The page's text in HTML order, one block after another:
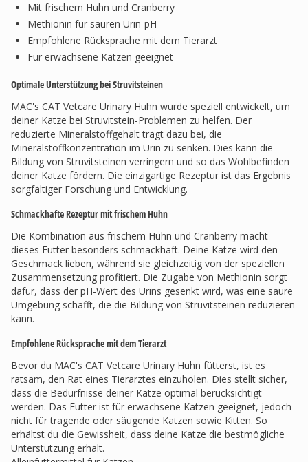
Mit frischem Huhn und Cranberry
Methionin für sauren Urin-pH
Empfohlene Rücksprache mit dem Tierarzt
Für erwachsene Katzen geeignet
Optimale Unterstützung bei Struvitsteinen
MAC's CAT Vetcare Urinary Huhn wurde speziell entwickelt, um
deiner Katze bei Struvitstein-Problemen zu helfen. Der
reduzierte Mineralstoffgehalt trägt dazu bei, die
Mineralstoffkonzentration im Urin zu senken. Dies kann die
Bildung von Struvitsteinen verringern und so das Wohlbefinden
deiner Katze fördern. Die einzigartige Rezeptur ist das Ergebnis
sorgfältiger Forschung und Entwicklung.
Schmackhafte Rezeptur mit frischem Huhn
Die Kombination aus frischem Huhn und Cranberry macht
dieses Futter besonders schmackhaft. Deine Katze wird den
Geschmack lieben, während sie gleichzeitig von der speziellen
Zusammensetzung profitiert. Die Zugabe von Methionin sorgt
dafür, dass der pH-Wert des Urins gesenkt wird, was eine saure
Umgebung schafft, die die Bildung von Struvitsteinen reduzieren
kann.
Empfohlene Rücksprache mit dem Tierarzt
Bevor du MAC's CAT Vetcare Urinary Huhn fütterst, ist es
ratsam, den Rat eines Tierarztes einzuholen. Dies stellt sicher,
dass die Bedürfnisse deiner Katze optimal berücksichtigt
werden. Das Futter ist für erwachsene Katzen geeignet, jedoch
nicht für tragende oder säugende Katzen sowie Kitten. So
erhältst du die Gewissheit, dass deine Katze die bestmögliche
Unterstützung erhält.